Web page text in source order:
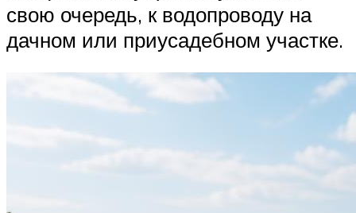
свою очередь, к водопроводу на
дачном или приусадебном участке.